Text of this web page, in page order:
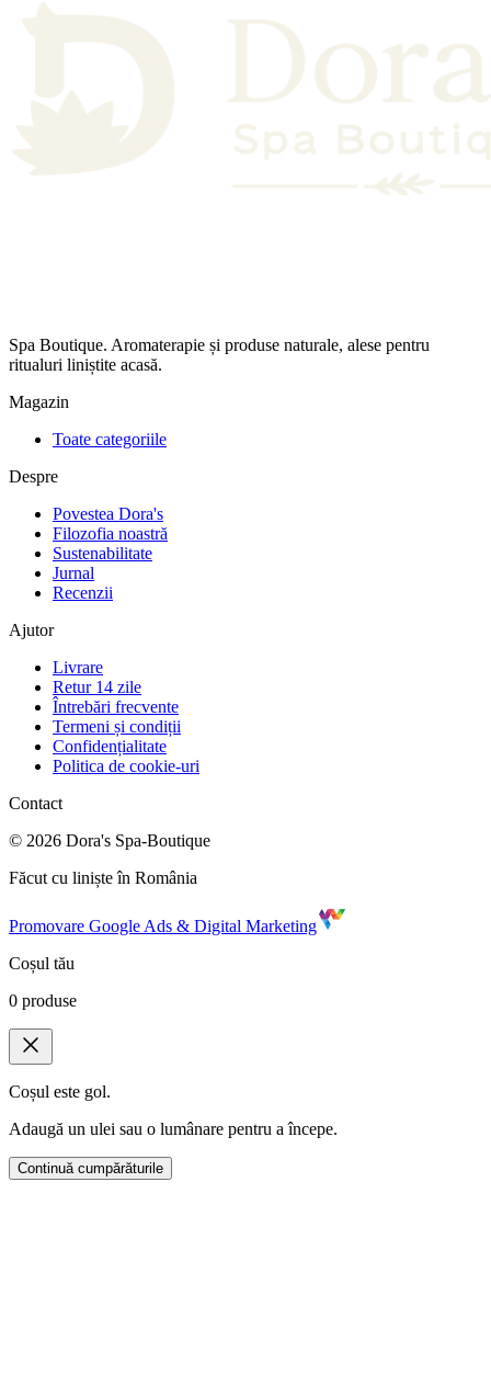
Spa Boutique. Aromaterapie și produse naturale, alese pentru
ritualuri liniștite acasă.
Magazin
Toate categoriile
Despre
Povestea Dora's
Filozofia noastră
Sustenabilitate
Jurnal
Recenzii
Ajutor
Livrare
Retur 14 zile
Întrebări frecvente
Termeni și condiții
Confidențialitate
Politica de cookie-uri
Contact
© 2026 Dora's Spa-Boutique
Făcut cu liniște în România
Promovare Google Ads & Digital Marketing
Coșul tău
0 produse
Coșul este gol.
Adaugă un ulei sau o lumânare pentru a începe.
Continuă cumpărăturile